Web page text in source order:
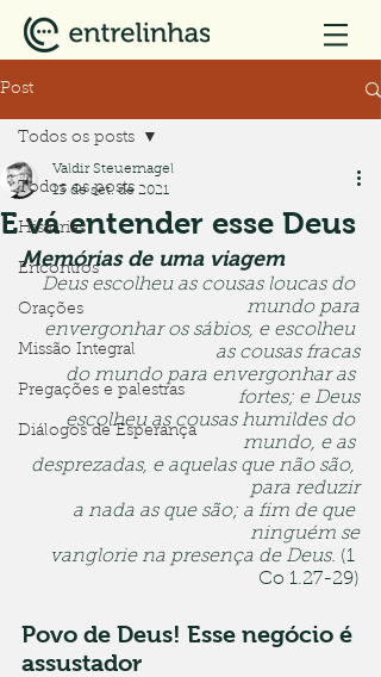
Post
Todos os posts
Histórias
Encontros
Orações
Missão Integral
Pregações e palestras
Diálogos de Esperança
Todos os posts
E vá entender esse Deus
Valdir Steuernagel
13 de set. de 2021
Memórias de uma viagem
Deus escolheu as cousas loucas do
mundo para
envergonhar os sábios, e escolheu
as cousas fracas
do mundo para envergonhar as
fortes; e Deus
escolheu as cousas humildes do
mundo, e as
desprezadas, e aquelas que não são,
para reduzir
a nada as que são; a fim de que
ninguém se
vanglorie na presença de Deus. (1
Co 1.27-29)
Povo de Deus! Esse negócio é
assustador